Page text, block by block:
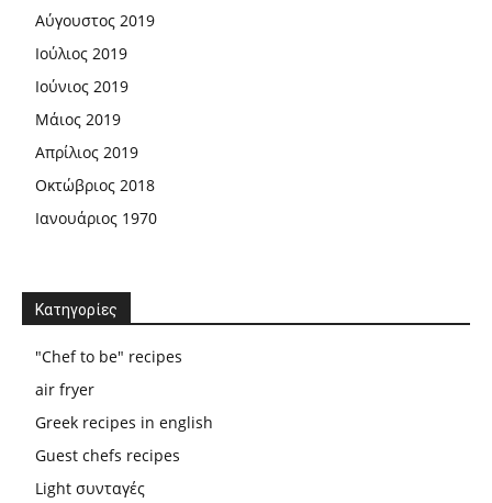
Αύγουστος 2019
Ιούλιος 2019
Ιούνιος 2019
Μάιος 2019
Απρίλιος 2019
Οκτώβριος 2018
Ιανουάριος 1970
Kατηγορίες
"Chef to be" recipes
air fryer
Greek recipes in english
Guest chefs recipes
Light συνταγές